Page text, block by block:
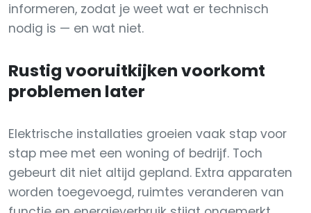
informeren, zodat je weet wat er technisch
nodig is — en wat niet.
Rustig vooruitkijken voorkomt
problemen later
Elektrische installaties groeien vaak stap voor
stap mee met een woning of bedrijf. Toch
gebeurt dit niet altijd gepland. Extra apparaten
worden toegevoegd, ruimtes veranderen van